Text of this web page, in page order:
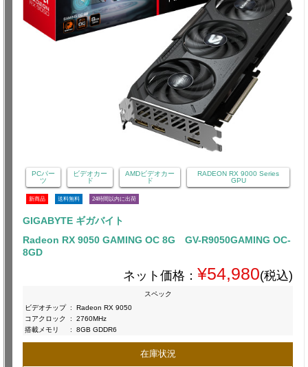
PCパー
ツ
ビデオカー
ド
AMDビデオカー
ド
RADEON RX 9000 Series
GPU
新商品 送料無料 24時間以内に出荷
GIGABYTE ギガバイト
Radeon RX 9050 GAMING OC 8G GV-R9050GAMING OC-
8GD
ネット価格： ¥54,980(税込)
スペック
ビデオチップ :
Radeon RX 9050
コアクロック
:
2760MHz
搭載メモリ
: 8GB GDDR6
在庫状況